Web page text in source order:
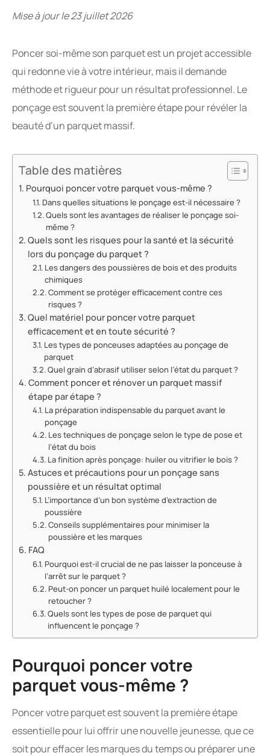
Mise à jour le 23 juillet 2026
Poncer soi-même son parquet est un projet accessible
qui redonne vie à votre intérieur, mais il demande
méthode et rigueur pour un résultat professionnel. Le
ponçage est souvent la première étape pour révéler la
beauté d’un parquet massif.
Table des matières
Pourquoi poncer votre parquet vous-même ?
Dans quelles situations le ponçage est-il nécessaire ?
Quels sont les avantages de réaliser le ponçage soi-
même ?
Quels sont les risques pour la santé et la sécurité
lors du ponçage du parquet ?
Les dangers des poussières de bois et des produits
chimiques
Comment se protéger efficacement contre ces
risques ?
Quel matériel pour poncer votre parquet
efficacement et en toute sécurité ?
Les types de ponceuses adaptées au ponçage de
parquet
Quel grain d’abrasif utiliser selon l’état du parquet ?
Comment poncer et rénover un parquet massif
étape par étape ?
La préparation indispensable du parquet avant le
ponçage
Les techniques de ponçage selon le type de pose et
l’état du bois
La finition après ponçage: huiler ou vitrifier le bois ?
Astuces et précautions pour un ponçage sans
poussière et un résultat optimal
L’importance d’un bon système d’extraction de
poussière
Conseils supplémentaires pour minimiser la
poussière et les marques
FAQ
Pourquoi est-il crucial de ne pas laisser la ponceuse à
l’arrêt sur le parquet ?
Peut-on poncer un parquet huilé localement pour le
retoucher ?
Quels sont les types de pose de parquet qui
influencent le ponçage ?
Pourquoi poncer votre
parquet vous-même ?
Poncer votre parquet est souvent la première étape
essentielle pour lui offrir une nouvelle jeunesse, que ce
soit pour effacer les marques du temps ou préparer une